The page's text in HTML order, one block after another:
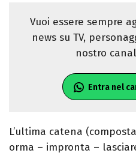
Vuoi essere sempre
news su TV,
nostro
Entra nel
L’ultima catena
orma – impronta –